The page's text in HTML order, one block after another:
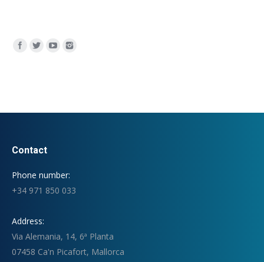
Encuéntranos en:
Contact
Phone number:
+34 971 850 033
Address:
Via Alemania, 14, 6ª Planta
07458 Ca'n Picafort, Mallorca